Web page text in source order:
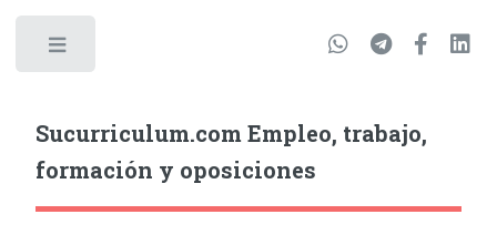
Sucurriculum.com Empleo, trabajo,
formación y oposiciones